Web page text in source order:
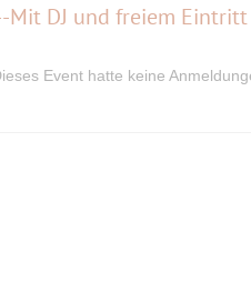
Mit DJ und freiem Eintritt
Event hatte keine